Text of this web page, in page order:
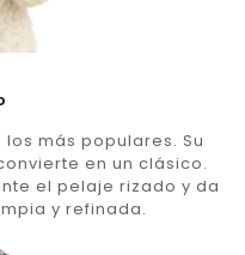
más populares. Su
en un clásico.
el pelaje rizado y da
y refinada.